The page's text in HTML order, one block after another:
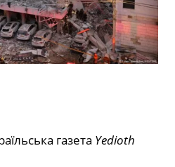
газета Yedioth